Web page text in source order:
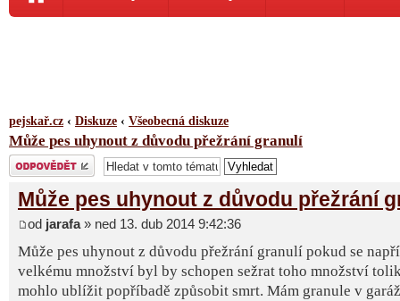
pejskař.cz ‹ Diskuze ‹ Všeobecná diskuze
Může pes uhynout z důvodu přežrání granulí
Odeslat odpověď
Může pes uhynout z důvodu přežrání
od jarafa» ned 13. dub 2014 9:42:36
Může pes uhynout z důvodu přežrání granulí pokud se
velkému množství byl by schopen sežrat toho množství
mohlo ublížit popříbadě způsobit smrt. Mám granule v